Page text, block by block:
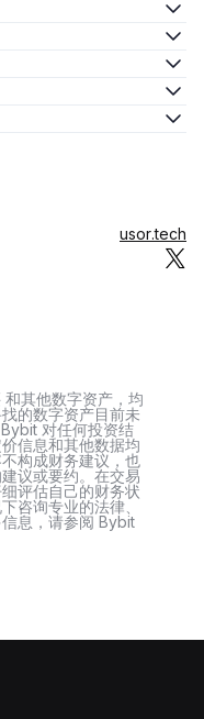
usor.tech
其他数字资产，均
的数字资产目前未
对任何投资结
信息和其他数据均
构成财务建议，也
议或要约。在交易
评估自己的财务状
咨询专业的法律、
息，请参阅 Bybit